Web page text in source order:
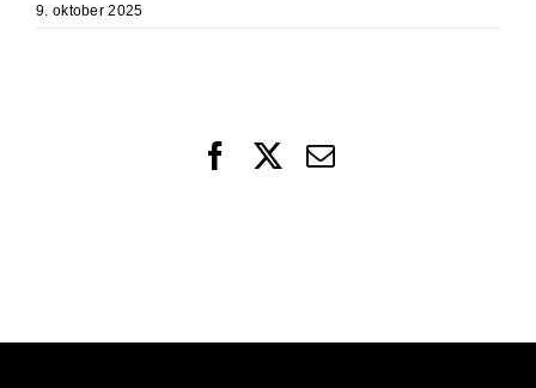
9. oktober 2025
FacebookEmail